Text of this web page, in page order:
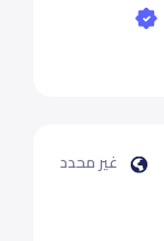
غير محدد